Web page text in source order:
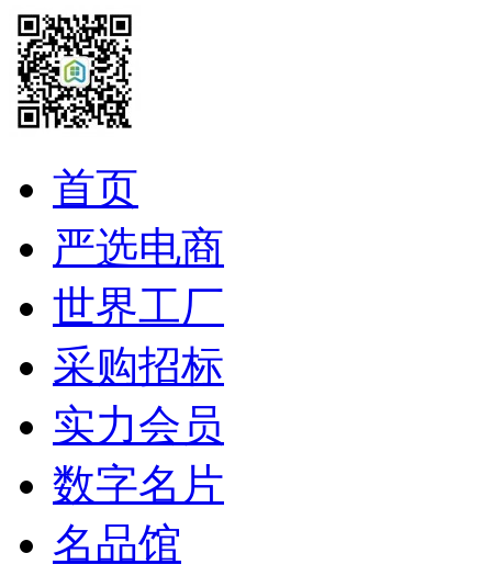
首页
严选电商
世界工厂
采购招标
实力会员
数字名片
名品馆